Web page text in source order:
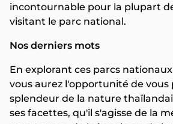
incontournable pour la plupart
visitant le parc national.
Nos derniers mots
En explorant ces parcs
vous aurez l'opportunité de vous
splendeur de la nature
ses facettes, qu'il s'agisse de la